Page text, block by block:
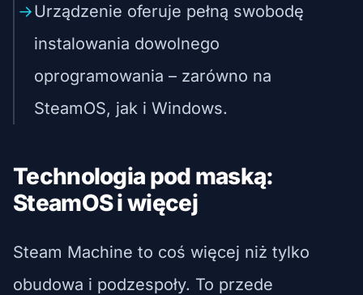
Urządzenie oferuje pełną swobodę
instalowania dowolnego
oprogramowania – zarówno na
SteamOS, jak i Windows.
Technologia pod maską:
SteamOS i więcej
Steam Machine to coś więcej niż tylko
obudowa i podzespoły. To przede